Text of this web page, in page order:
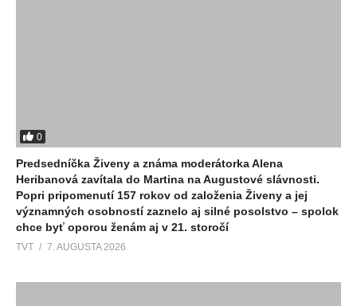
0
Predsedníčka Živeny a známa moderátorka Alena
Heribanová zavítala do Martina na Augustové slávnosti.
Popri pripomenutí 157 rokov od založenia Živeny a jej
významných osobností zaznelo aj silné posolstvo – spolok
chce byť oporou ženám aj v 21. storočí
TVT 7. AUGUSTA 2026